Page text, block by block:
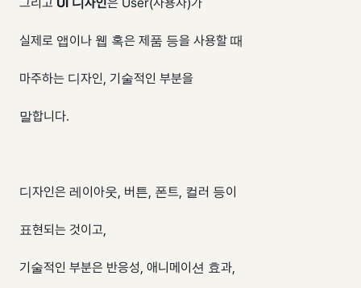
실제로 앱이나 웹 혹은 제품 등을 사용할 때
마주하는 디자인, 기술적인 부분을
말합니다.
디자인은 레이아웃, 버튼, 폰트, 컬러 등이
표현되는 것이고,
기술적인 부분은 반응성, 애니메이션 효과,